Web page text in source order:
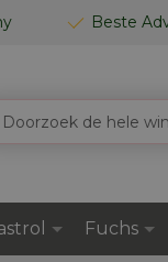
Beste
Fuchs